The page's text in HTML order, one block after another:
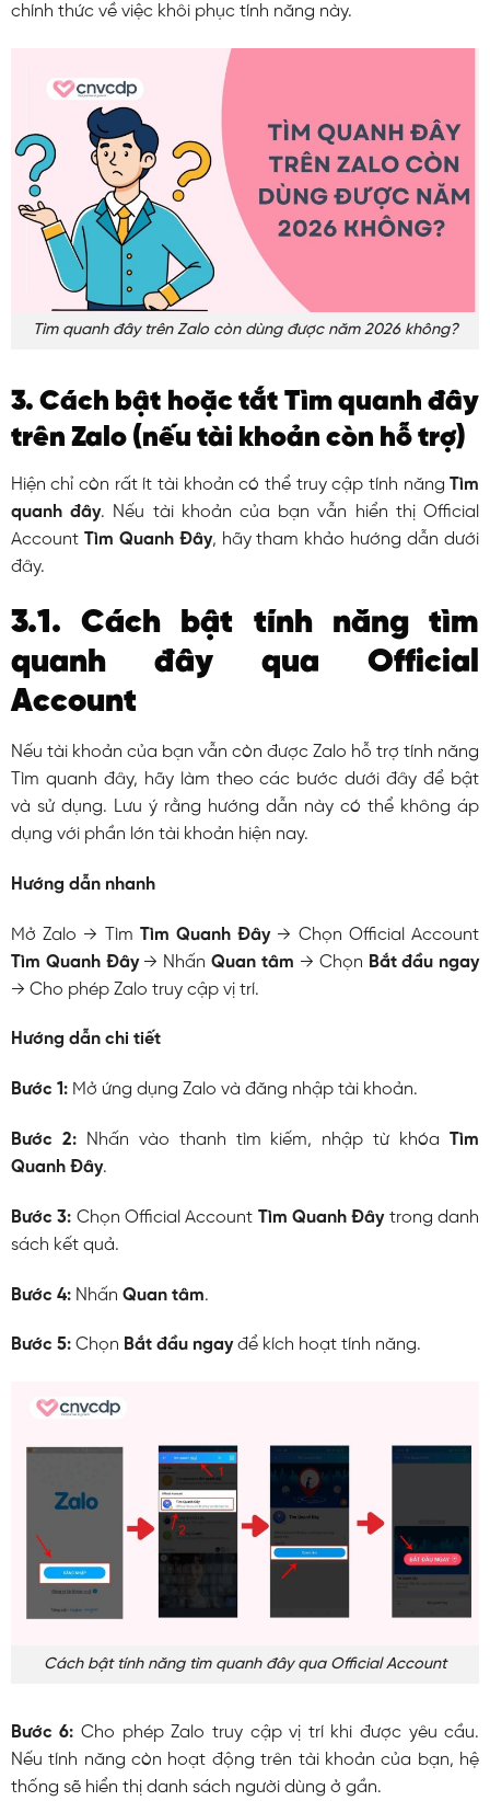
chính thức về việc khôi phục tính năng này.
Tìm quanh đây trên Zalo còn dùng được năm 2026 không?
3. Cách bật hoặc tắt Tìm quanh đây
trên Zalo (nếu tài khoản còn hỗ trợ)
Hiện chỉ còn rất ít tài khoản có thể truy cập tính năngTìm
quanh đây. Nếu tài khoản của bạn vẫn hiển thị Official
Account Tìm Quanh Đây, hãy tham khảo hướng dẫn dưới
đây.
3.1. Cách bật tính năng tìm
quanh đây qua Official
Account
Nếu tài khoản của bạn vẫn còn được Zalo hỗ trợ tính năng
Tìm quanh đây, hãy làm theo các bước dưới đây để bật
và sử dụng. Lưu ý rằng hướng dẫn này có thể không áp
dụng với phần lớn tài khoản hiện nay.
Hướng dẫn nhanh
Mở Zalo → Tìm Tìm Quanh Đây→ Chọn Official Account
Tìm Quanh Đây→ NhấnQuan tâm → Chọn Bắt đầu ngay
→ Cho phép Zalo truy cập vị trí.
Hướng dẫn chi tiết
Bước 1:Mở ứng dụng Zalo và đăng nhập tài khoản.
Bước 2:Nhấn vào thanh tìm kiếm, nhập từ khóaTìm
Quanh Đây.
Bước 3: Chọn Official Account Tìm Quanh Đâytrong danh
sách kết quả.
Bước 4:Nhấn Quan tâm.
Bước 5:Chọn Bắt đầu ngayđể kích hoạt tính năng.
Cách bật tính năng tìm quanh đây qua Official Account
Bước 6: Cho phép Zalo truy cập vị trí khi được yêu cầu.
Nếu tính năng còn hoạt động trên tài khoản của bạn, hệ
thống sẽ hiển thị danh sách người dùng ở gần.